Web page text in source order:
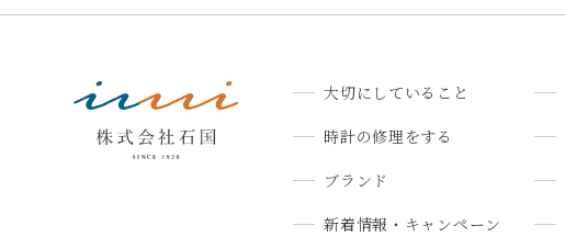
大切にしていること
時計の修理をする
ブランド
新着情報・キャンペーン